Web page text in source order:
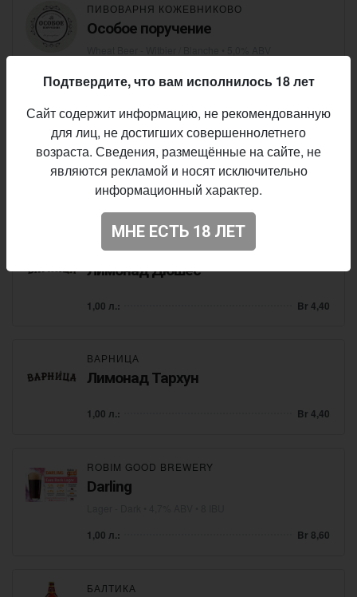
ПИВОВАРНЯ КОЖЕВНИКОВО
Особое поручение
1,00 л.: Br 7,60
ROBIM GOOD BREWERY
Bogema
Belgian Blonde• 6,4% ABV • 11 IBU
1,00 л.:
ВАРНИЦА
Лимонад Дюшес
1,00 л.: Br 4,40
ВАРНИЦА
Лимонад Тархун
1,00 л.: Br 4,40
ROBIM GOOD BREWERY
Darling
1,00 л.: Br 8,60
БАЛТИКА
Подтвердите, что вам исполнилось 18 лет
Сайт содержит информацию, не рекомендованную
для лиц, не достигших совершеннолетнего
возраста. Сведения, размещённые на сайте, не
являются рекламой и носят исключительно
информационный характер.
МНЕ ЕСТЬ 18 ЛЕТ